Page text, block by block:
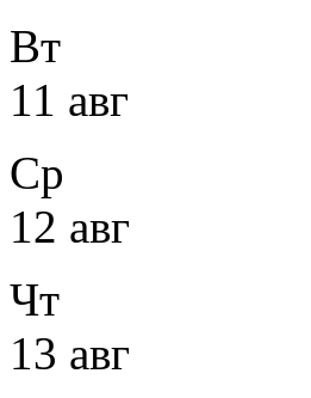
Вт
11 авг
Ср
12 авг
Чт
13 авг